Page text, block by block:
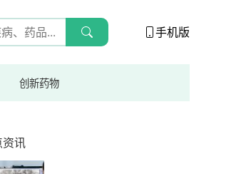
手机版
创新药物
资讯